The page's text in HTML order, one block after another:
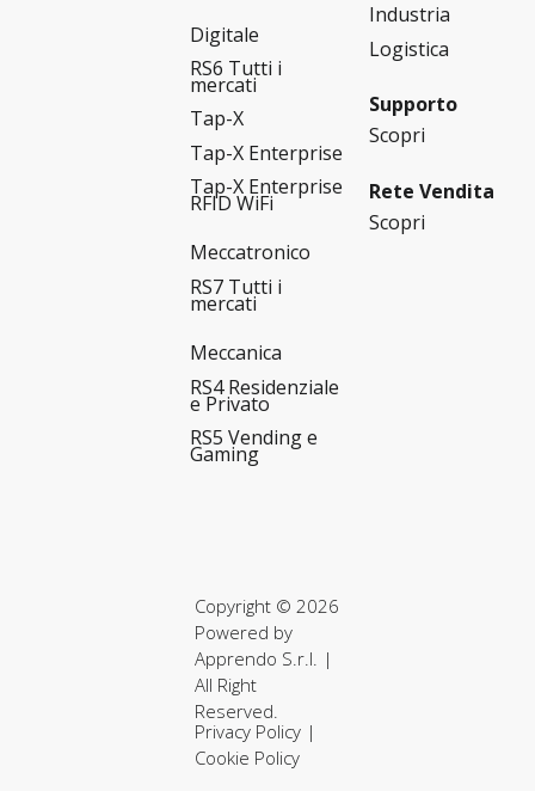
Digitale
RS6 Tutti i
mercati
Tap-X
Tap-X Enterprise
Tap-X Enterprise
RFID WiFi
Meccatronico
RS7 Tutti i
mercati
Meccanica
RS4 Residenziale
e Privato
RS5 Vending e
Gaming
Industria
Logistica
Supporto
Scopri
Rete Vendita
Scopri
Copyright © 2026
Powered by
Apprendo S.r.l. |
All Right
Reserved.
Privacy Policy|
Cookie Policy